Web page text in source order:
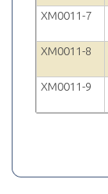
XM0011-7
XM0011-8
XM0011-9